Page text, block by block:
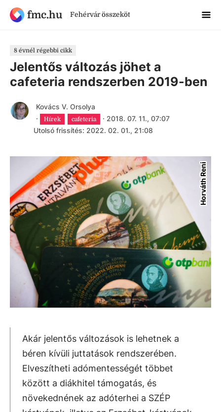
fmc.hu Fehérvár összeköt
8 évnél régebbi cikk
Jelentős változás jöhet a
cafeteria rendszerben 2019-ben
Kovács V. Orsolya
·
Hírek cafeteria · 2018. 07. 11., 07:07
Utolsó frissítés: 2022. 02. 01., 21:08
Horváth Reni
Akár jelentős változások is lehetnek a
béren kívüli juttatások rendszerében.
Elveszítheti adómentességét többet
között a diákhitel támogatás, és
növekednének az adóterhei a SZÉP